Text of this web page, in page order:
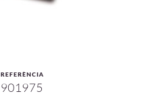
REFERÈNCIA
901975